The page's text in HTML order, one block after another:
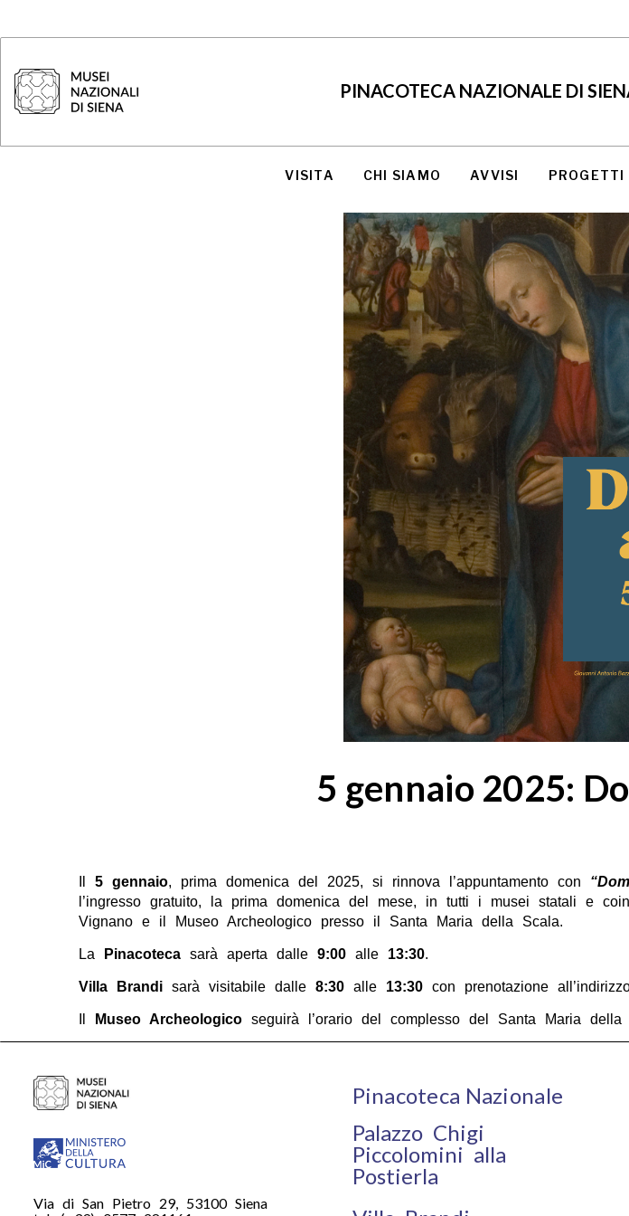
PINACOTECA NAZIONALE DI
VISITA CHI SIAMO AVVISI PROGETTI
5 gennaio 2025:
5 gennaio, prima domenica del 2025, si rinnova l’appuntamento con
l’ingresso gratuito, la prima domenica del mese, in tutti i musei statali e
Vignano e il Museo Archeologico presso il Santa Maria della Scala.
La Pinacoteca sarà aperta dalle 9:00 alle 13:30.
Villa Brandi sarà visitabile dalle 8:30 alle 13:30 con prenotazione
Museo Archeologico seguirà l’orario del complesso del Santa Maria
Via di San Pietro 29, 53100 Siena
Pinacoteca Nazionale
Palazzo Chigi
Piccolomini alla
Postierla